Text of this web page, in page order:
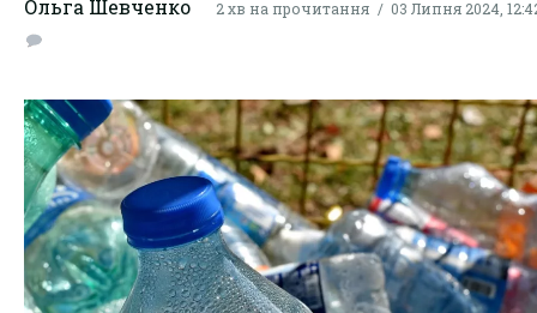
Ольга Шевченко 2 хв на прочитання 03 Липня 2024,